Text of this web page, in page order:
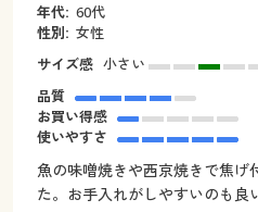
年代: 60代
性別: 女性
サイズ感 小さい
品質
お買い得感
使いやすさ
魚の味噌焼きや西京焼きで焦げ
た。お手入れがしやすいのも良